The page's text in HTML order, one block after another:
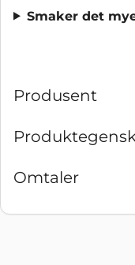
Smaker det
Produsent
Omtaler